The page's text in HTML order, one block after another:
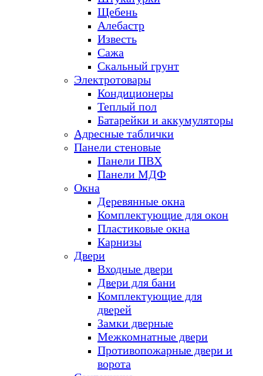
Щебень
Алебастр
Известь
Сажа
Скальный грунт
Электротовары
Кондиционеры
Теплый пол
Батарейки и аккумуляторы
Адресные таблички
Панели стеновые
Панели ПВХ
Панели МДФ
Окна
Деревянные окна
Комплектующие для окон
Пластиковые окна
Карнизы
Двери
Входные двери
Двери для бани
Комплектующие для
дверей
Замки дверные
Межкомнатные двери
Противопожарные двери и
ворота